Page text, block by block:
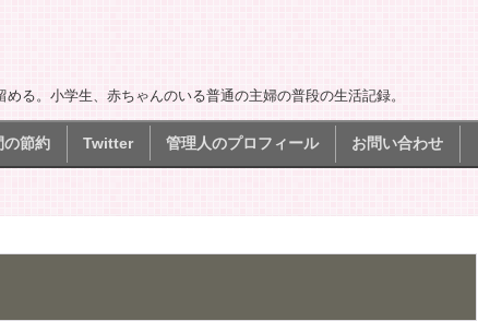
る。小学生、赤ちゃんのいる普通の主婦の普段の生活記録。
の節約 Twitter 管理人のプロフィール お問い合わせ